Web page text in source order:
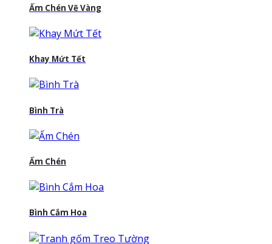
Ấm Chén Vẽ Vàng
Khay Mứt Tết
Bình Trà
Ấm Chén
Bình Cắm Hoa